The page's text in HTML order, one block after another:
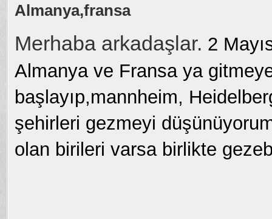
Almanya,fransa
Merhaba arkadaşlar. 2
Almanya ve Fransa ya
başlayıp,mannheim,
şehirleri gezmeyi
olan birileri varsa birlikte